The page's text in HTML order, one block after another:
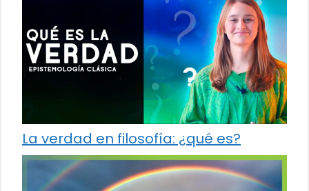
La verdad en filosofía: ¿qué es?